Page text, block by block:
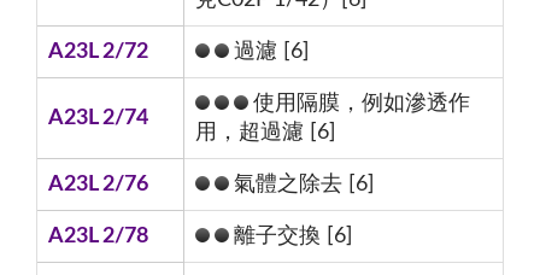
A23L 2/72 過濾 [6]
A23L 2/74
使用隔膜，例如滲透作
用，超過濾 [6]
A23L 2/76 氣體之除去 [6]
A23L 2/78 離子交換 [6]